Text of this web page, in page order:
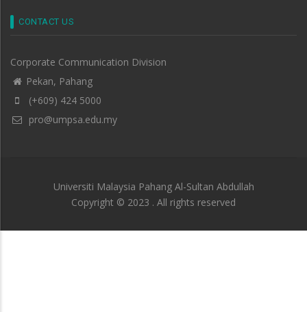
CONTACT US
Corporate Communication Division
Pekan, Pahang
(+609) 424 5000
pro@umpsa.edu.my
Universiti Malaysia Pahang Al-Sultan Abdullah
Copyright © 2023 . All rights reserved